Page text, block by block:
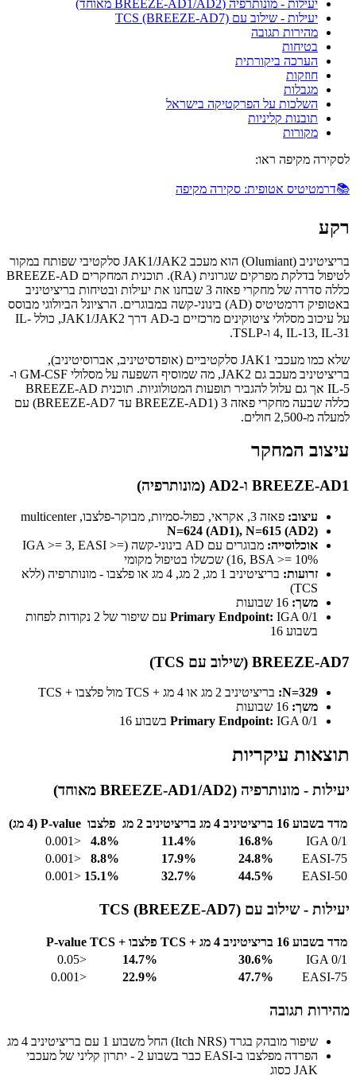
יעילות - מונותרפיה (BREEZE-AD1/AD2 מאוחד)
יעילות - שילוב עם TCS (BREEZE-AD7)
מהירות תגובה
בטיחות
הערכה ביקורתית
חוזקות
מגבלות
השלכות על הפרקטיקה בישראל
תובנות קליניות
מקורות
לסקירה מקיפה ראו:
📚דרמטיטיס אטופית: סקירה מקיפה
רקע
בריציטיניב (Olumiant) הוא מעכב JAK1/JAK2 סלקטיבי שפותח במקור
לטיפול בדלקת מפרקים שגרונית (RA). תוכנית המחקרים BREEZE-AD
כללה סדרה של מחקרי פאזה 3 שבחנו את יעילות ובטיחות בריציטיניב
באטופיק דרמטיטיס (AD) בינוני-קשה במבוגרים. הרציונל הביולוגי מבוסס
על עיכוב מסלולי ציטוקינים מרכזיים ב-AD דרך JAK1/JAK2, כולל IL-
4, IL-13, IL-31 ו-TSLP.
שלא כמו מעכבי JAK1 סלקטיביים (אופדסיטיניב, אברוסיטיניב),
בריציטיניב מעכב גם JAK2, מה שמוסיף השפעה על מסלולי GM-CSF ו-
IL-5 אך גם עלול להגביר תופעות המטולוגיות. תוכנית BREEZE-AD
כללה שבעה מחקרי פאזה 3 (BREEZE-AD1 עד BREEZE-AD7) עם
למעלה מ-2,500 חולים.
עיצוב המחקר
BREEZE-AD1 ו-AD2 (מונותרפיה)
עיצוב: פאזה 3, אקראי, כפול-סמיות, מבוקר-פלצבו, multicenter
N=624 (AD1), N=615 (AD2)
אוכלוסייה:
מבוגרים עם AD בינוני-קשה (IGA >= 3, EASI >=
16, BSA >= 10%) שכשלו בטיפול מקומי
זרועות:
בריציטיניב 1 מג, 2 מג, 4 מג או פלצבו - מונותרפיה (ללא
TCS)
משך:
Primary Endpoint:
IGA 0/1 עם שיפור של 2 נקודות לפחות
בשבוע 16
BREEZE-AD7 (שילוב עם TCS)
N=329: בריציטיניב 2 מג או 4 מג + TCS מול פלצבו + TCS
משך:
Primary Endpoint: IGA 0/1 בשבוע 16
תוצאות עיקריות
יעילות - מונותרפיה (BREEZE-AD1/AD2 מאוחד)
מדד בשבוע 16 בריציטיניב 4 מג בריציטיניב 2 מג פלצבו P-value (4 מג)
IGA 0/1
16.8%
11.4%
4.8%
<0.001
EASI-75
24.8%
17.9%
8.8%
<0.001
EASI-50
44.5%
32.7%
15.1%
<0.001
יעילות - שילוב עם TCS (BREEZE-AD7)
מדד בשבוע 16 בריציטיניב 4 מג + TCS פלצבו + TCS
P-value
IGA 0/1
30.6%
14.7%
<0.05
EASI-75
47.7%
22.9%
<0.001
מהירות תגובה
שיפור מובהק בגרד (Itch NRS) החל משבוע 1 עם בריציטיניב 4 מג
הפרדה מפלצבו ב-EASI כבר בשבוע 2 - יתרון קליני של מעכבי
JAK כסוג